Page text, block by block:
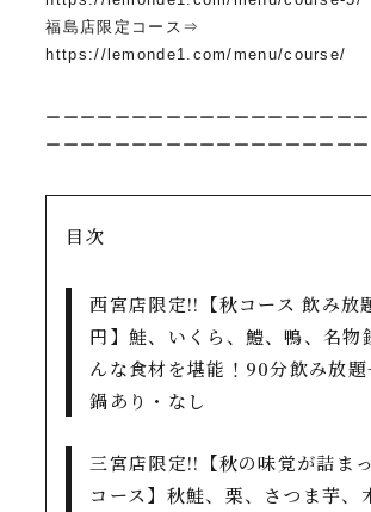
福島店限定コース⇒
https://lemonde1.com/menu/course/
ーーーーーーーーーーーーーーーーーー
ーーーーーーーーーーーーーーーーーーー
目次
西宮店限定!!【秋コース 飲み放
円】鮭、いくら、鱧、鴨、名物
んな食材を堪能！90分飲み放
鍋あり・なし
三宮店限定!!【秋の味覚が詰ま
コース】秋鮭、栗、さつま芋、